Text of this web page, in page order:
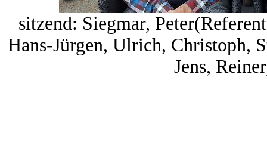
sitzend: Siegmar,
Hans-Jürgen, Ulrich, Christoph,
Jens,